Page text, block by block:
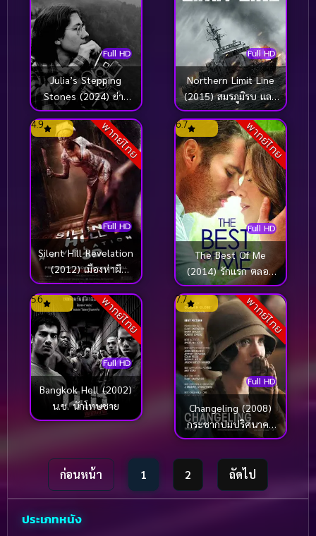
Full HD
Julia’s Stepping
Stones (2024) ย่าง
ก้าวของจูเลีย
Full HD
Northern Limit Line
(2015) สมรภูมิรบ และ
เกียรติยศแห่งราชนาวี
พากย์ไทย
Full HD
4.9
Silent Hill Revelation
(2012) เมืองห่าผี
เรฟเวเลชั่น
พากย์ไทย
Full HD
6.7
The Best Of Me
(2014) รักแรก ตลอด
กาล
พากย์ไทย
Full HD
5.6
Bangkok Hell (2002)
น.ช. นักโทษชาย
พากย์ไทย
Full HD
7.7
Changeling (2008)
กระชากปมปริศนาคดี
อำพราง
ก่อนหน้า 1 2 ถัดไป
ประเภทหนัง